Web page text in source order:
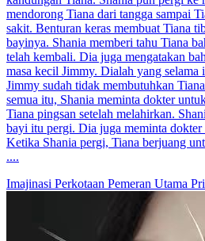
mendorong Tiana dari tangga sampai
sakit. Benturan keras membuat Tiana
bayinya. Shania memberi tahu Tiana
telah kembali. Dia juga mengatakan
masa kecil Jimmy. Dialah yang selama
Jimmy sudah tidak membutuhkan
semua itu, Shania meminta dokter
Tiana pingsan setelah melahirkan.
bayi itu pergi. Dia juga meminta
Ketika Shania pergi, Tiana berjuang
....
Imajinasi Perkotaan Pemeran Utama